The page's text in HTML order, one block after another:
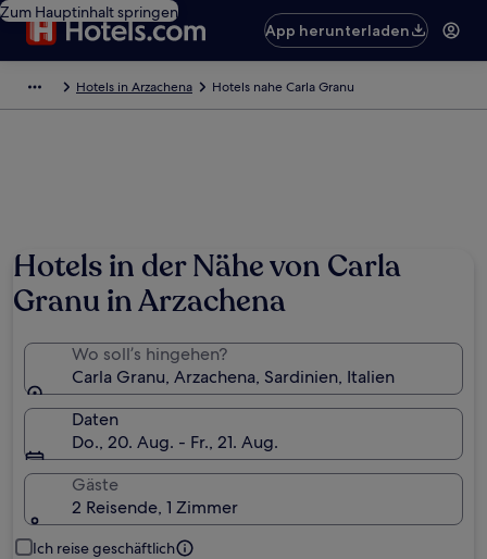
Zum Hauptinhalt springen
App herunterladen
Hotels in Arzachena Hotels nahe Carla Granu
Hotels in der Nähe von Carla
Granu in Arzachena
Wo soll’s hingehen?
Carla Granu, Arzachena, Sardinien, Italien
Daten
Do., 20. Aug. - Fr., 21. Aug.
Gäste
2 Reisende, 1 Zimmer
Ich reise geschäftlich